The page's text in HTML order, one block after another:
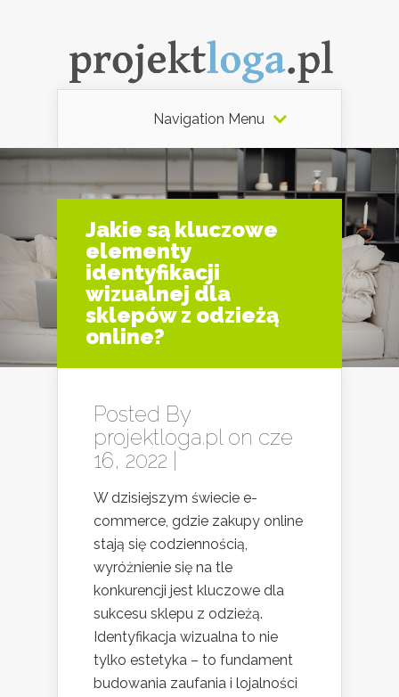
Navigation Menu
Jakie są kluczowe
elementy
identyfikacji
wizualnej dla
sklepów z odzieżą
online?
Posted By
projektloga.pl on cze
16, 2022 |
W dzisiejszym świecie e-
commerce, gdzie zakupy online
stają się codziennością,
wyróżnienie się na tle
konkurencji jest kluczowe dla
sukcesu sklepu z odzieżą.
Identyfikacja wizualna to nie
tylko estetyka – to fundament
budowania zaufania i lojalności